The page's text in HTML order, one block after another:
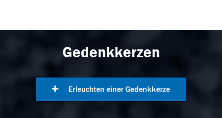
Gedenkkerzen
Erleuchten einer Gedenkkerze